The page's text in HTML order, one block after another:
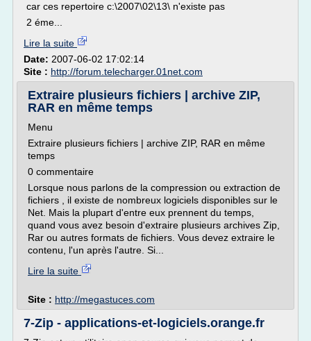
car ces repertoire c:\2007\02\13\ n'existe pas
2 éme...
Lire la suite
Date: 2007-06-02 17:02:14
Site : http://forum.telecharger.01net.com
Extraire plusieurs fichiers | archive ZIP,
RAR en même temps
Menu
Extraire plusieurs fichiers | archive ZIP, RAR en même
temps
0 commentaire
Lorsque nous parlons de la compression ou extraction de
fichiers , il existe de nombreux logiciels disponibles sur le
Net. Mais la plupart d'entre eux prennent du temps,
quand vous avez besoin d'extraire plusieurs archives Zip,
Rar ou autres formats de fichiers. Vous devez extraire le
contenu, l'un après l'autre. Si...
Lire la suite
Site : http://megastuces.com
7-Zip - applications-et-logiciels.orange.fr